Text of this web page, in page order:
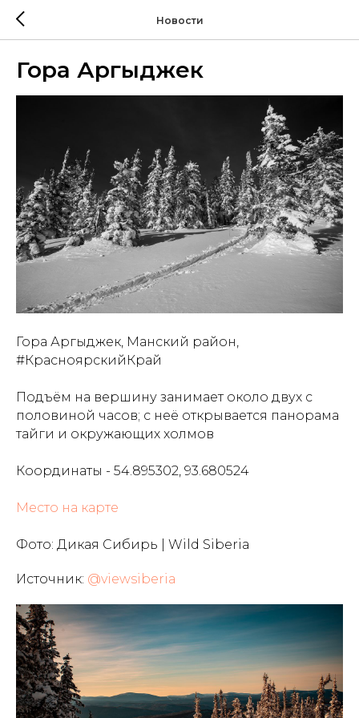
Новости
Гора Аргыджек
Гора Аргыджек, Манский район,
#КрасноярскийКрай
Подъём на вершину занимает около двух с
половиной часов; с неё открывается панорама
тайги и окружающих холмов
Координаты - 54.895302, 93.680524
Место на карте
Фото: Дикая Сибирь | Wild Siberia
Источник: @viewsiberia